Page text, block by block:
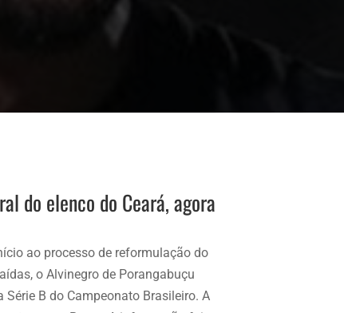
do elenco do Ceará, agora
ao processo de reformulação do
o Alvinegro de Porangabuçu
B do Campeonato Brasileiro. A